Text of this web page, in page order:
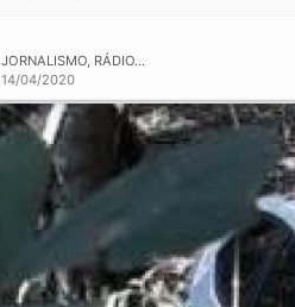
JORNALISMO, RÁDIO...
14/04/2020